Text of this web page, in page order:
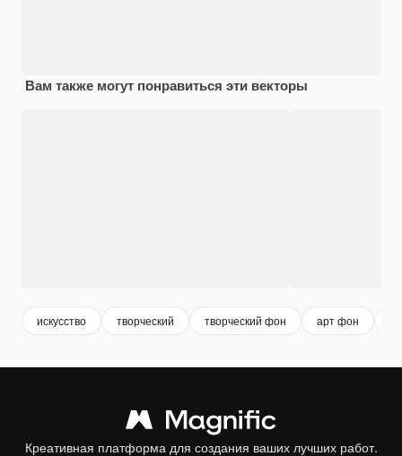
Вам также могут понравиться эти векторы
искусство творческий творческий фон арт фон
Креативная платформа для создания ваших лучших работ.